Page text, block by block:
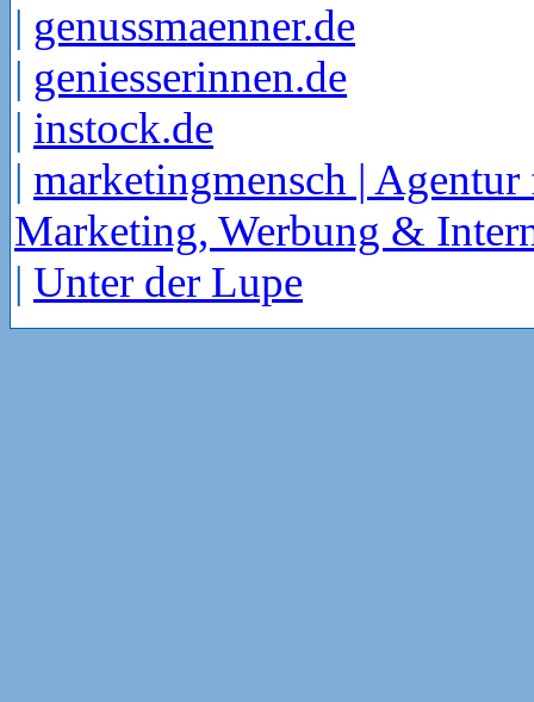
| genussmaenner.de
| geniesserinnen.de
| instock.de
| marketingmensch | Agentur
Marketing, Werbung &
| Unter der Lupe